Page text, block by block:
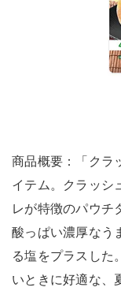
商品概要：「クラ
イテム。クラッシ
レが特徴のパウチ
酸っぱい濃厚なう
る塩をプラスした
いときに好適な、